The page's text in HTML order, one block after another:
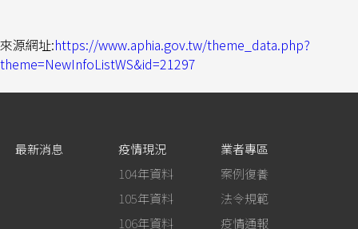
來源網址:https://www.aphia.gov.tw/theme_data.php?
theme=NewInfoListWS&id=21297
最新消息
疫情現況
104年資料
105年資料
106年資料
業者專區
案例復養
法令規範
疫情通報